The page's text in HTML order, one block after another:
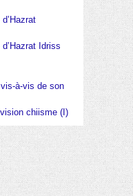
Idriss
à-vis de son
vision chiisme (I)